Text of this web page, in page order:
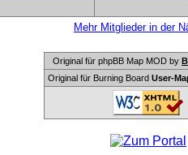
Mehr Mitglieder in der
Original für phpBB Map MOD by
Original für Burning Board User-